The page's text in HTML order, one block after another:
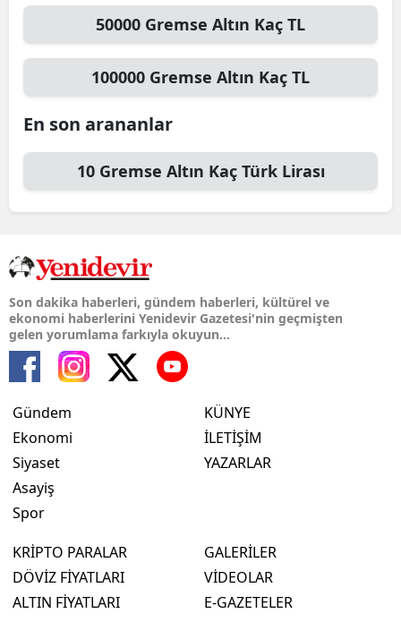
50000 Gremse Altın Kaç TL
100000 Gremse Altın Kaç TL
En son arananlar
10 Gremse Altın Kaç Türk Lirası
Son dakika haberleri, gündem haberleri, kültürel ve
ekonomi haberlerini Yenidevir Gazetesi'nin geçmişten
gelen yorumlama farkıyla okuyun...
Gündem
Ekonomi
Siyaset
Asayiş
Spor
KÜNYE
İLETİŞİM
YAZARLAR
KRİPTO PARALAR
DÖVİZ FİYATLARI
ALTIN FİYATLARI
GALERİLER
VİDEOLAR
E-GAZETELER